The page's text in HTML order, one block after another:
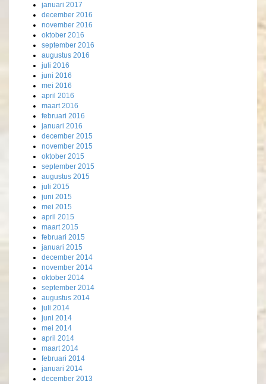
januari 2017
december 2016
november 2016
oktober 2016
september 2016
augustus 2016
juli 2016
juni 2016
mei 2016
april 2016
maart 2016
februari 2016
januari 2016
december 2015
november 2015
oktober 2015
september 2015
augustus 2015
juli 2015
juni 2015
mei 2015
april 2015
maart 2015
februari 2015
januari 2015
december 2014
november 2014
oktober 2014
september 2014
augustus 2014
juli 2014
juni 2014
mei 2014
april 2014
maart 2014
februari 2014
januari 2014
december 2013